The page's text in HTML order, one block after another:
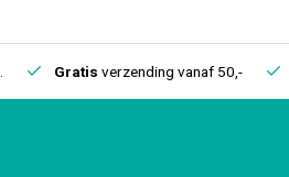
Gratis verzending vanaf 50,-